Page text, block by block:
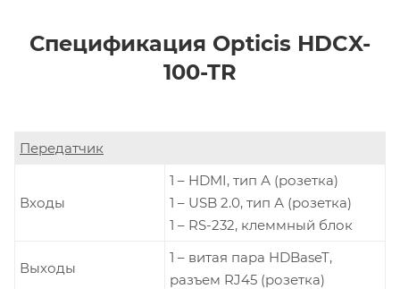
Спецификация Opticis HDCX-
100-TR
Передатчик
Входы
1 – HDMI, тип А (розетка)
1 – USB 2.0, тип А (розетка)
1 – RS-232, клеммный блок
Выходы
1 – витая пара HDBaseT,
разъем RJ45 (розетка)